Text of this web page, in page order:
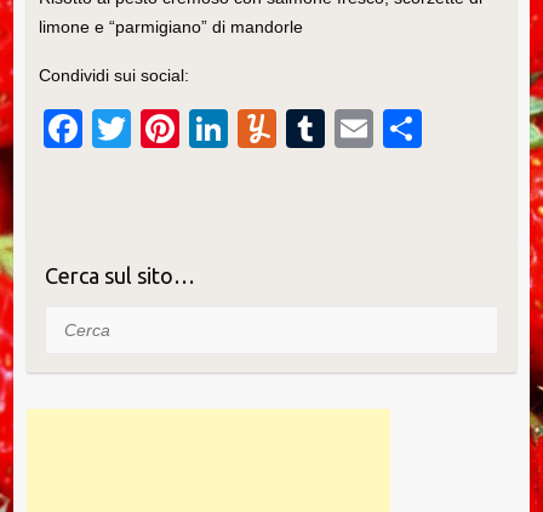
limone e “parmigiano” di mandorle
Condividi sui social:
F
b
o
o
k
T
Pi
st
Li
Y
T
E
Cerca sul sito…
Cerca